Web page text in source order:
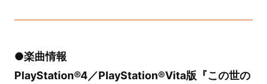
●楽曲情報
PlayStation®4／PlayStation®Vita版『この世の